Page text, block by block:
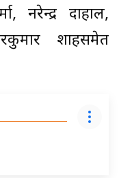
नरेन्द्र दाहाल,
शाहसमेत